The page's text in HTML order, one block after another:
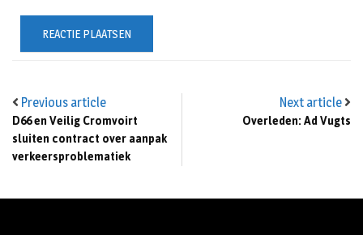
Previous article
D66 en Veilig Cromvoirt
sluiten contract over aanpak
verkeersproblematiek
Next article
Overleden: Ad Vugts